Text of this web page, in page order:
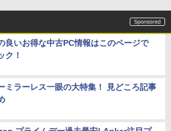
良いお得な中古PC情報はこのページで
ク！
ミラーレス一眼の大特集！ 見どころ記事